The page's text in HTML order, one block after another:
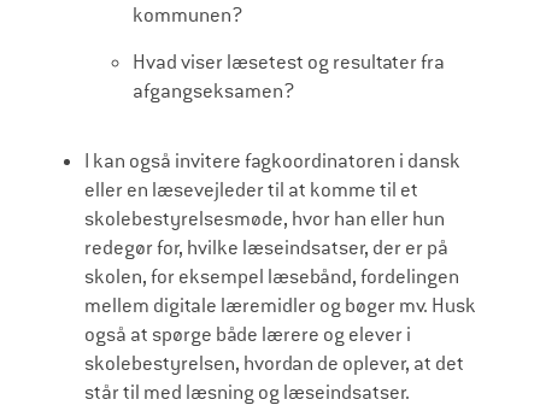
kommunen?
Hvad viser læsetest og resultater fra
afgangseksamen?
I kan også invitere fagkoordinatoren i dansk
eller en læsevejleder til at komme til et
skolebestyrelsesmøde, hvor han eller hun
redegør for, hvilke læseindsatser, der er på
skolen, for eksempel læsebånd, fordelingen
mellem digitale læremidler og bøger mv. Husk
også at spørge både lærere og elever i
skolebestyrelsen, hvordan de oplever, at det
står til med læsning og læseindsatser.